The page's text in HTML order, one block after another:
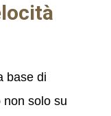
base di
solo su